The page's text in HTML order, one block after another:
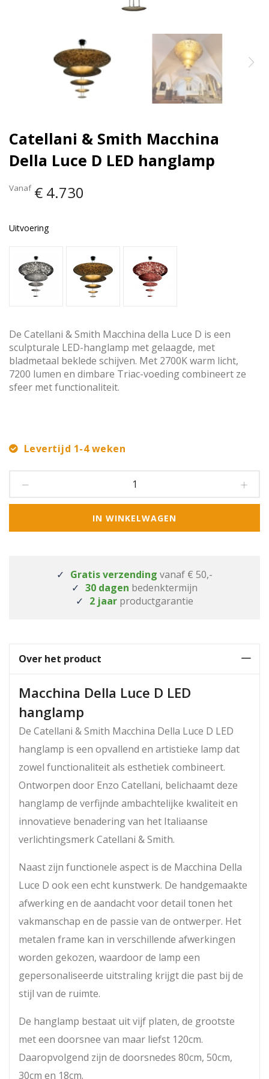
Catellani & Smith Macchina
Della Luce D LED hanglamp
Vanaf € 4.730
Uitvoering
De Catellani & Smith Macchina della Luce D is een
sculpturale LED-hanglamp met gelaagde, met
bladmetaal beklede schijven. Met 2700K warm licht,
7200 lumen en dimbare Triac-voeding combineert ze
sfeer met functionaliteit.
Levertijd 1-4 weken
IN WINKELWAGEN
Gratis verzending vanaf € 50,-
30 dagen bedenktermijn
2 jaar productgarantie
Over het product
Macchina Della Luce D LED
hanglamp
De Catellani & Smith Macchina Della Luce D LED
hanglamp is een opvallend en artistieke lamp dat
zowel functionaliteit als esthetiek combineert.
Ontworpen door Enzo Catellani, belichaamt deze
hanglamp de verfijnde ambachtelijke kwaliteit en
innovatieve benadering van het Italiaanse
verlichtingsmerk Catellani & Smith.
Naast zijn functionele aspect is de Macchina Della
Luce D ook een echt kunstwerk. De handgemaakte
afwerking en de aandacht voor detail tonen het
vakmanschap en de passie van de ontwerper. Het
metalen frame kan in verschillende afwerkingen
worden gekozen, waardoor de lamp een
gepersonaliseerde uitstraling krijgt die past bij de
stijl van de ruimte.
De hanglamp bestaat uit vijf platen, de grootste
met een doorsnee van maar liefst 120cm.
Daaropvolgend zijn de doorsnedes 80cm, 50cm,
30cm en 18cm.